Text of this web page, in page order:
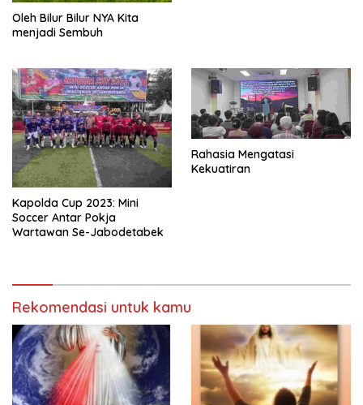
Oleh Bilur Bilur NYA Kita
menjadi Sembuh
Kapolda Cup 2023: Mini
Soccer Antar Pokja
Wartawan Se-Jabodetabek
Rahasia Mengatasi
Kekuatiran
Rekomendasi untuk kamu